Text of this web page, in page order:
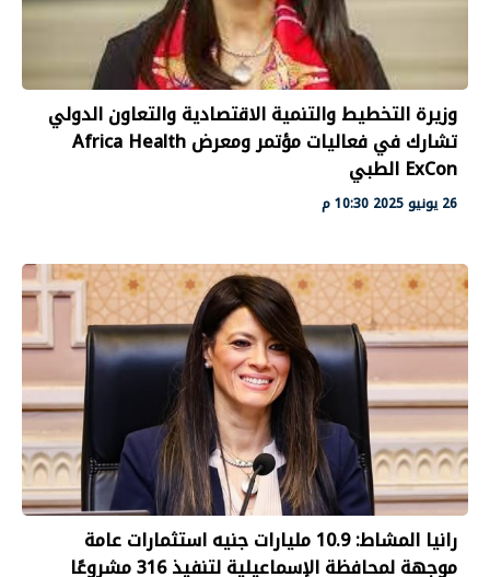
وزيرة التخطيط والتنمية الاقتصادية والتعاون الدولي
تشارك في فعاليات مؤتمر ومعرض Africa Health
ExCon الطبي
26 يونيو 2025 10:30 م
رانيا المشاط: 10.9 مليارات جنيه استثمارات عامة
موجهة لمحافظة الإسماعيلية لتنفيذ 316 مشروعًا